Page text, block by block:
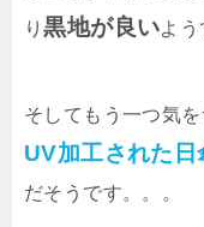
り黒地が良いよう
そしてもう一つ気を
UV加工された日
だそうです。。。